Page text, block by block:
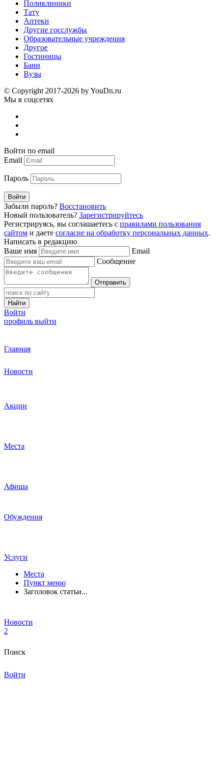
Поликлиники
Тату
Аптеки
Другие госслужбы
Образовательные учреждения
Другое
Гостиницы
Бани
Вузы
© Copyright 2017-2026 by YouDn.ru
Мы в соцсетях
Войти по email
Email
Пароль
Войти
Забыли пароль? Восстановить
Новый пользователь? Зарегистрируйтесь
Регистрируясь, вы соглашаетесь с правилами пользования
сайтом и даете согласие на обработку персональных данных.
Написать в редакцию
Ваше имя
Email
Сообщение
Отправить
Найти
Войти
профиль выйти
Главная
Новости
Акции
Места
Афиша
Обуждения
Услуги
Места
Пункт меню
Заголовок статьи...
Новости
2
Поиск
Войти